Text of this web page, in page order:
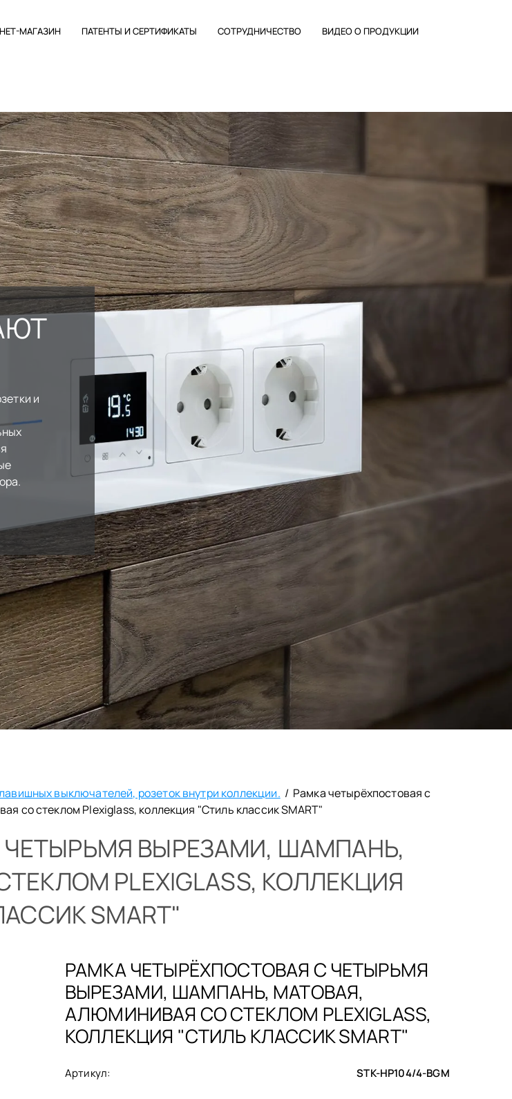
МАГАЗИН ПАТЕНТЫ И СЕРТИФИКАТЫ СОТРУДНИЧЕСТВО ВИДЕО О ПРОДУКЦИИ
и
выключателей, розеток внутри коллекции. / Рамка четырёхпостовая с
со стеклом Plexiglass, коллекция "Стиль классик SMART"
ВЫРЕЗАМИ, ШАМПАНЬ,
PLEXIGLASS, КОЛЛЕКЦИЯ
SMART"
РАМКА ЧЕТЫРЁХПОСТОВАЯ С ЧЕТЫРЬМЯ
ВЫРЕЗАМИ, ШАМПАНЬ, МАТОВАЯ,
АЛЮМИНИВАЯ СО СТЕКЛОМ PLEXIGLASS,
КОЛЛЕКЦИЯ "СТИЛЬ КЛАССИК SMART"
Артикул: STK-HP104/4-BGM